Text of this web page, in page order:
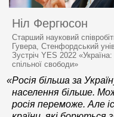
Ніл Фергюсон
Старший науковий
Гувера, Стенфордський
Зустріч YES 2022
спільної свободи»
«Росія більша за
населення більше.
росія переможе. Але